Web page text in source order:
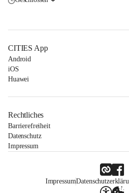
CITIES App
Android
iOS
Huawei
Rechtliches
Barrierefreiheit
Datenschutz
Impressum
Impressum